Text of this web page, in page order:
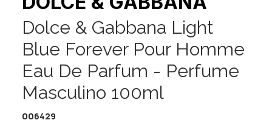
Dolce & Gabbana Light
Blue Forever Pour Homme
Eau De Parfum - Perfume
Masculino 100ml
006429